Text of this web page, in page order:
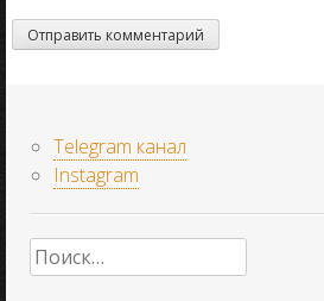
Telegram канал
Instagram
Найти: